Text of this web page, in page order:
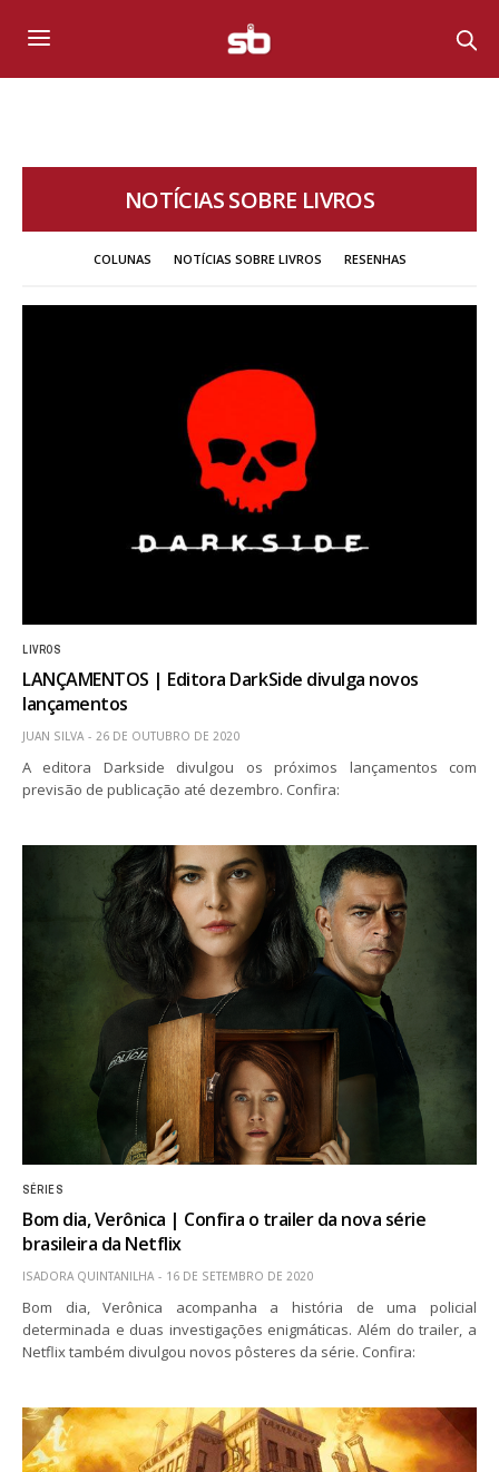
NOTÍCIAS SOBRE LIVROS
COLUNAS NOTÍCIAS SOBRE LIVROS RESENHAS
LIVROS
LANÇAMENTOS | Editora DarkSide divulga novos
lançamentos
JUAN SILVA 26 DE OUTUBRO DE 2020
A editora Darkside divulgou os próximos lançamentos com
previsão de publicação até dezembro. Confira:
SÉRIES
Bom dia, Verônica | Confira o trailer da nova série
brasileira da Netflix
ISADORA QUINTANILHA 16 DE SETEMBRO DE 2020
Bom dia, Verônica acompanha a história de uma policial
determinada e duas investigações enigmáticas. Além do trailer, a
Netflix também divulgou novos pôsteres da série. Confira: